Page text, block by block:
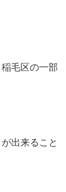
毛区の一部
出来ること